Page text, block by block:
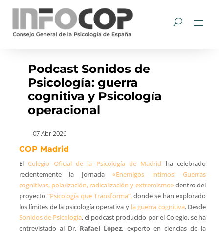
Podcast Sonidos de
Psicología: guerra
cognitiva y Psicología
operacional
07 Abr 2026
COP Madrid
ElColegio Oficial de la Psicología de Madrid ha celebrado
recientemente la Jornada «Enemigos íntimos: Guerras
cognitivas, polarización, radicalización y extremismo» dentro del
proyecto “Psicología que Transforma”,donde se han explorado
los límites de la psicología operativa y la guerra cognitiva. Desde
Sonidos de Psicología, el podcast producido por el Colegio, se ha
entrevistado al Dr. Rafael López, experto en ciencias de la